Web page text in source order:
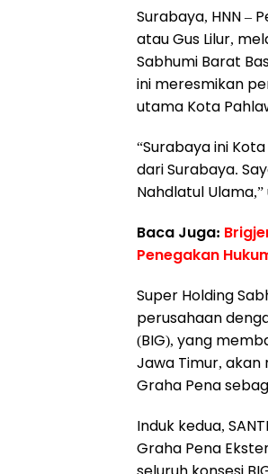
Surabaya, HNN –
atau Gus Lilur,
Sabhumi Barat
ini meresmikan
utama Kota
“Surabaya ini
dari Surabaya.
Nahdlatul Ulama,”
Baca Juga:
Penegakan
Super Holding
perusahaan
(BIG), yang
Jawa Timur, akan
Graha Pena
Induk kedua,
Graha Pena